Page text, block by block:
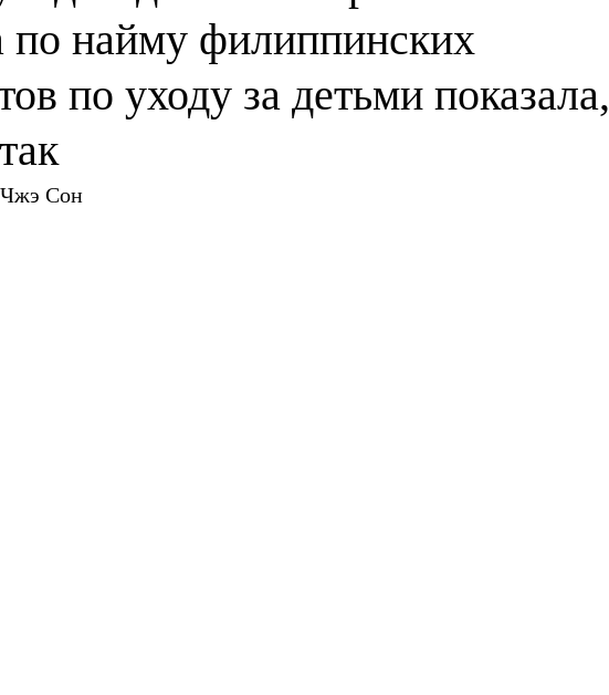
по найму филиппинских
по уходу за детьми показала,
Сон